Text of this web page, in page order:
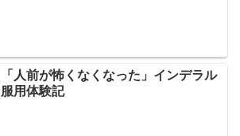
「人前が怖くなくなった」インデラル
服用体験記